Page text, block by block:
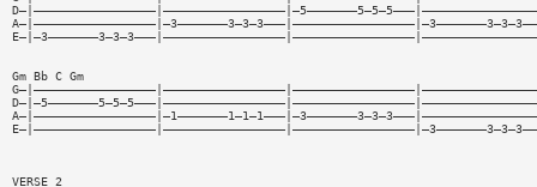
Gm Bb C Gm
VERSE 2